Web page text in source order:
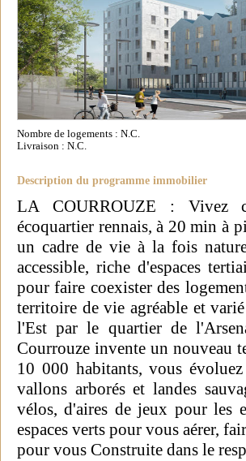
Nombre de logements : N.C.
Livraison : N.C.
Description du programme immobilier
LA COURROUZE : Vivez
écoquartier rennais, à 20 min à
un cadre de vie à la fois
accessible, riche d'espaces
pour faire coexister des
territoire de vie agréable et
l'Est par le quartier de
Courrouze invente un nouveau
10 000 habitants, vous
vallons arborés et landes
vélos, d'aires de jeux pour les
espaces verts pour vous aérer,
pour vous Construite dans le